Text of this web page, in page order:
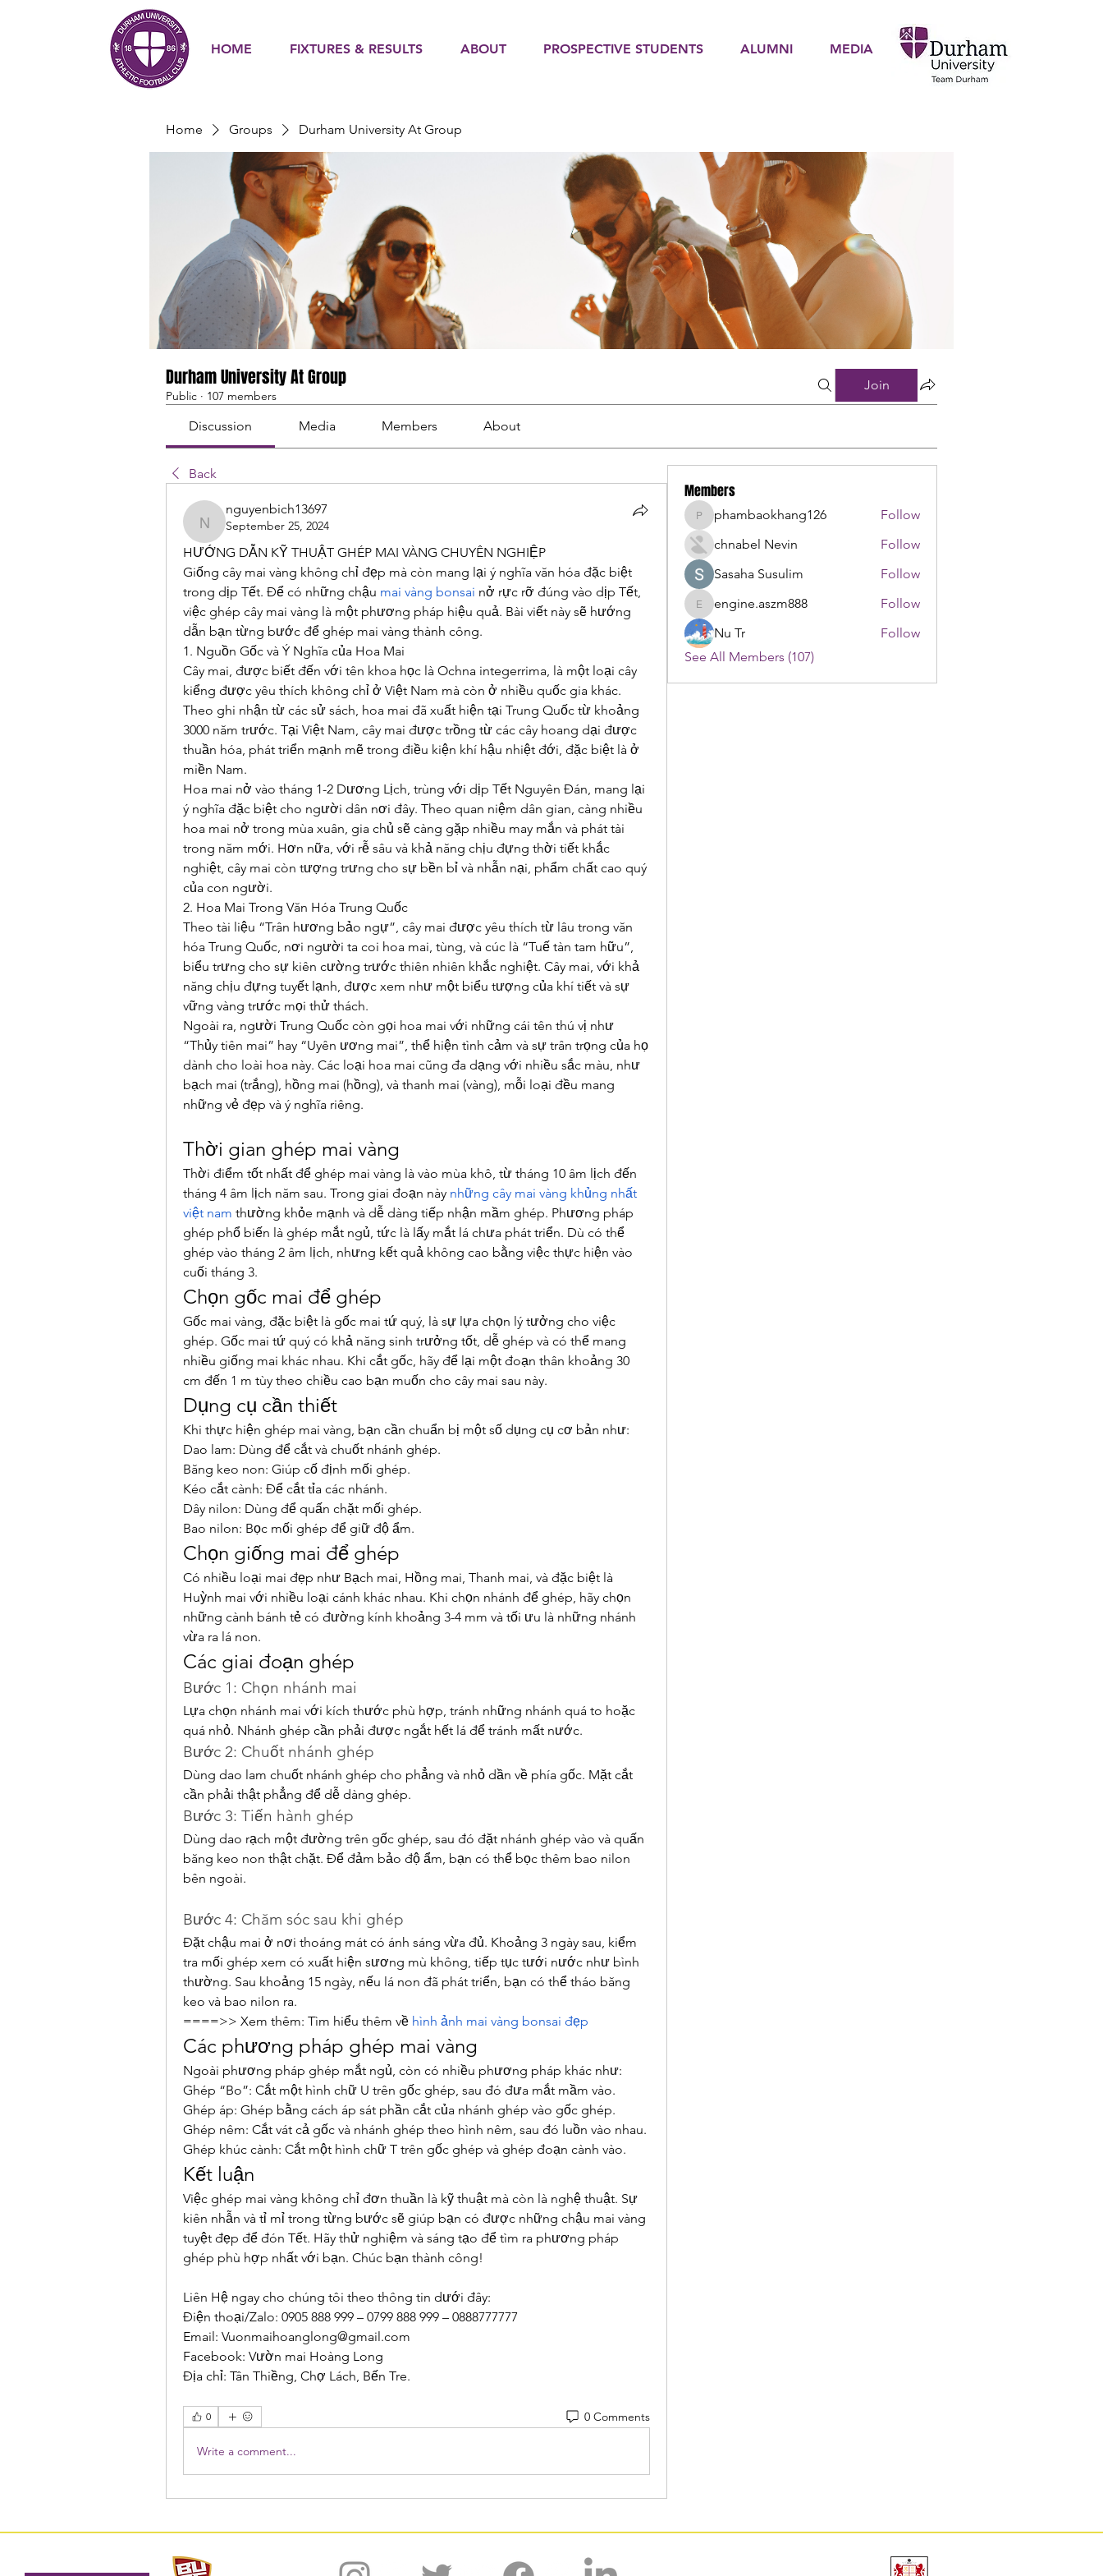
HOME FIXTURES & RESULTS ABOUT PROSPECTIVE STUDENTS ALUMNI MEDIA
Home Groups Durham University At Group
Durham University At Group
Public · 107 members
Join
Discussion Media Members About
Back
nguyenbich13697
nguyenbich13697
September 25, 2024
HƯỚNG DẪN KỸ THUẬT GHÉP MAI VÀNG CHUYÊN NGHIỆP
Giống cây mai vàng không chỉ đẹp mà còn mang lại ý nghĩa văn hóa đặc biệt
trong dịp Tết. Để có những chậu mai vàng bonsai nở rực rỡ đúng vào dịp Tết,
việc ghép cây mai vàng là một phương pháp hiệu quả. Bài viết này sẽ hướng
dẫn bạn từng bước để ghép mai vàng thành công.
1. Nguồn Gốc và Ý Nghĩa của Hoa Mai
Cây mai, được biết đến với tên khoa học là Ochna integerrima, là một loại cây
kiểng được yêu thích không chỉ ở Việt Nam mà còn ở nhiều quốc gia khác.
Theo ghi nhận từ các sử sách, hoa mai đã xuất hiện tại Trung Quốc từ khoảng
3000 năm trước. Tại Việt Nam, cây mai được trồng từ các cây hoang dại được
thuần hóa, phát triển mạnh mẽ trong điều kiện khí hậu nhiệt đới, đặc biệt là ở
miền Nam.
Hoa mai nở vào tháng 1-2 Dương Lịch, trùng với dịp Tết Nguyên Đán, mang lại
ý nghĩa đặc biệt cho người dân nơi đây. Theo quan niệm dân gian, càng nhiều
hoa mai nở trong mùa xuân, gia chủ sẽ càng gặp nhiều may mắn và phát tài
trong năm mới. Hơn nữa, với rễ sâu và khả năng chịu đựng thời tiết khắc
nghiệt, cây mai còn tượng trưng cho sự bền bỉ và nhẫn nại, phẩm chất cao quý
của con người.
2. Hoa Mai Trong Văn Hóa Trung Quốc
Theo tài liệu “Trân hương bảo ngự”, cây mai được yêu thích từ lâu trong văn
hóa Trung Quốc, nơi người ta coi hoa mai, tùng, và cúc là “Tuế tàn tam hữu”,
biểu trưng cho sự kiên cường trước thiên nhiên khắc nghiệt. Cây mai, với khả
năng chịu đựng tuyết lạnh, được xem như một biểu tượng của khí tiết và sự
vững vàng trước mọi thử thách.
Ngoài ra, người Trung Quốc còn gọi hoa mai với những cái tên thú vị như
“Thủy tiên mai” hay “Uyên ương mai”, thể hiện tình cảm và sự trân trọng của họ
dành cho loài hoa này. Các loại hoa mai cũng đa dạng với nhiều sắc màu, như
bạch mai (trắng), hồng mai (hồng), và thanh mai (vàng), mỗi loại đều mang
những vẻ đẹp và ý nghĩa riêng.
Thời gian ghép mai vàng
Thời điểm tốt nhất để ghép mai vàng là vào mùa khô, từ tháng 10 âm lịch đến
tháng 4 âm lịch năm sau. Trong giai đoạn này những cây mai vàng khủng nhất
việt nam thường khỏe mạnh và dễ dàng tiếp nhận mầm ghép. Phương pháp
ghép phổ biến là ghép mắt ngủ, tức là lấy mắt lá chưa phát triển. Dù có thể
ghép vào tháng 2 âm lịch, nhưng kết quả không cao bằng việc thực hiện vào
cuối tháng 3.
Chọn gốc mai để ghép
Gốc mai vàng, đặc biệt là gốc mai tứ quý, là sự lựa chọn lý tưởng cho việc
ghép. Gốc mai tứ quý có khả năng sinh trưởng tốt, dễ ghép và có thể mang
nhiều giống mai khác nhau. Khi cắt gốc, hãy để lại một đoạn thân khoảng 30
cm đến 1 m tùy theo chiều cao bạn muốn cho cây mai sau này.
Dụng cụ cần thiết
Khi thực hiện ghép mai vàng, bạn cần chuẩn bị một số dụng cụ cơ bản như:
Dao lam: Dùng để cắt và chuốt nhánh ghép.
Băng keo non: Giúp cố định mối ghép.
Kéo cắt cành: Để cắt tỉa các nhánh.
Dây nilon: Dùng để quấn chặt mối ghép.
Bao nilon: Bọc mối ghép để giữ độ ẩm.
Chọn giống mai để ghép
Có nhiều loại mai đẹp như Bạch mai, Hồng mai, Thanh mai, và đặc biệt là
Huỳnh mai với nhiều loại cánh khác nhau. Khi chọn nhánh để ghép, hãy chọn
những cành bánh tẻ có đường kính khoảng 3-4 mm và tối ưu là những nhánh
vừa ra lá non.
Các giai đoạn ghép
Bước 1: Chọn nhánh mai
Lựa chọn nhánh mai với kích thước phù hợp, tránh những nhánh quá to hoặc
quá nhỏ. Nhánh ghép cần phải được ngắt hết lá để tránh mất nước.
Bước 2: Chuốt nhánh ghép
Dùng dao lam chuốt nhánh ghép cho phẳng và nhỏ dần về phía gốc. Mặt cắt
cần phải thật phẳng để dễ dàng ghép.
Bước 3: Tiến hành ghép
Dùng dao rạch một đường trên gốc ghép, sau đó đặt nhánh ghép vào và quấn
băng keo non thật chặt. Để đảm bảo độ ẩm, bạn có thể bọc thêm bao nilon
bên ngoài.
Bước 4: Chăm sóc sau khi ghép
Đặt chậu mai ở nơi thoáng mát có ánh sáng vừa đủ. Khoảng 3 ngày sau, kiểm
tra mối ghép xem có xuất hiện sương mù không, tiếp tục tưới nước như bình
thường. Sau khoảng 15 ngày, nếu lá non đã phát triển, bạn có thể tháo băng
keo và bao nilon ra.
====>> Xem thêm: Tìm hiểu thêm về hình ảnh mai vàng bonsai đẹp
Các phương pháp ghép mai vàng
Ngoài phương pháp ghép mắt ngủ, còn có nhiều phương pháp khác như:
Ghép “Bo”: Cắt một hình chữ U trên gốc ghép, sau đó đưa mắt mầm vào.
Ghép áp: Ghép bằng cách áp sát phần cắt của nhánh ghép vào gốc ghép.
Ghép nêm: Cắt vát cả gốc và nhánh ghép theo hình nêm, sau đó luồn vào nhau.
Ghép khúc cành: Cắt một hình chữ T trên gốc ghép và ghép đoạn cành vào.
Kết luận
Việc ghép mai vàng không chỉ đơn thuần là kỹ thuật mà còn là nghệ thuật. Sự
kiên nhẫn và tỉ mỉ trong từng bước sẽ giúp bạn có được những chậu mai vàng
tuyệt đẹp để đón Tết. Hãy thử nghiệm và sáng tạo để tìm ra phương pháp
ghép phù hợp nhất với bạn. Chúc bạn thành công!
Liên Hệ ngay cho chúng tôi theo thông tin dưới đây:
Điện thoại/Zalo: 0905 888 999 – 0799 888 999 – 0888777777
Email: Vuonmaihoanglong@gmail.com
Facebook: Vườn mai Hoàng Long
Địa chỉ: Tân Thiềng, Chợ Lách, Bến Tre.
0 0 Comments
Write a comment...
Members
phambaokhang126
phambaokhang126
Follow
chnabel Nevin
Follow
Sasaha Susulim
Follow
engine.aszm888
engine.aszm888
Follow
Nu Tr
Follow
See All Members (107)